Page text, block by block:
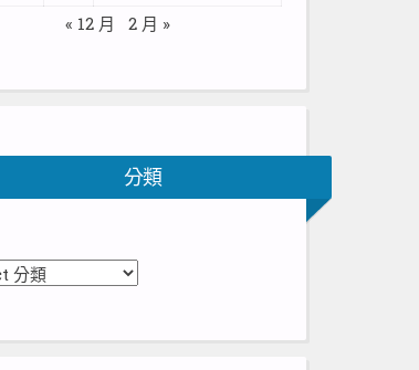
« 12 月
2 月 »
分類